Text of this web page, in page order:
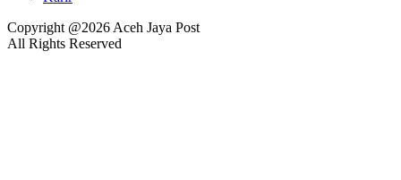
Copyright @2026 Aceh Jaya Post
All Rights Reserved